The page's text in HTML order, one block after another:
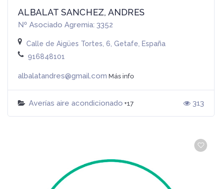
ALBALAT SANCHEZ, ANDRES
Nº Asociado Agremia: 3352
Calle de Aigües Tortes, 6, Getafe, España
916848101
albalatandres@gmail.com Más info
Averías aire acondicionado +17 313